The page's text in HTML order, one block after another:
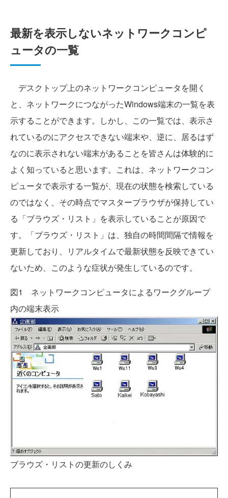
最新を表示しないネットワークコンピ
ュータの一覧
デスクトップ上のネットワークコンピュータを開く
と、ネットワークにつながったWindows端末の一覧を表
示することができます。しかし、この一覧では、表示さ
れているのにアクセスできない端末や、逆に、居るはず
なのに表示されない端末があることを皆さんは体験的に
よく知っていると思います。これは、ネットワークコン
ピュータで表示する一覧が、現在の状態を検索している
のではなく、その時点でマスターブラウザが保持してい
る「ブラウズ・リスト」を表示していることが原因で
す。「ブラウズ・リスト」は、独自の時間間隔で情報を
更新しており、リアルタイムで最新状態を反映できてい
ないため、このような症状が発生しているのです。
図1 ネットワークコンピュータによるワークグループ
内の端末表示
ブラウズ・リストの更新のしくみ